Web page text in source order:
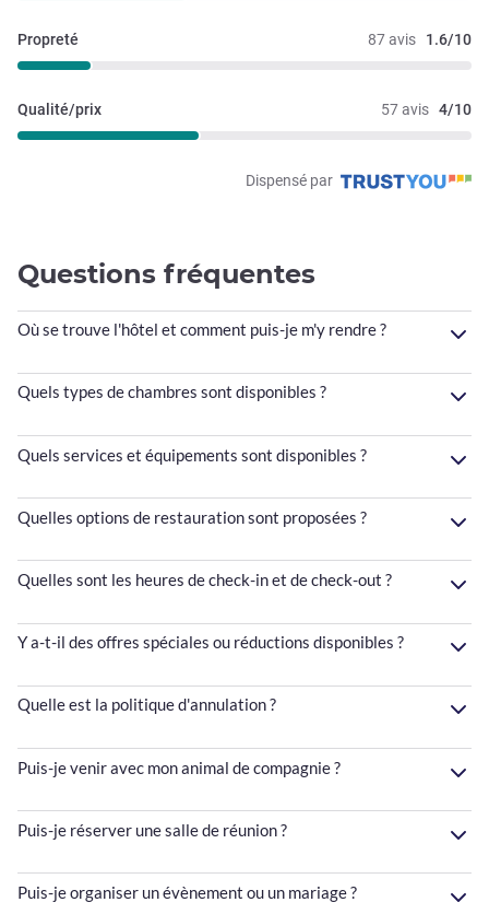
87 avis 1.6/10
Propreté
57 avis 4/10
Qualité/prix
Dispensé par
Questions fréquentes
Où se trouve l'hôtel et comment puis-je m'y rendre ?
Quels types de chambres sont disponibles ?
Quels services et équipements sont disponibles ?
Quelles options de restauration sont proposées ?
Quelles sont les heures de check-in et de check-out ?
Y a-t-il des offres spéciales ou réductions disponibles ?
Quelle est la politique d'annulation ?
Puis-je venir avec mon animal de compagnie ?
Puis-je réserver une salle de réunion ?
Puis-je organiser un évènement ou un mariage ?